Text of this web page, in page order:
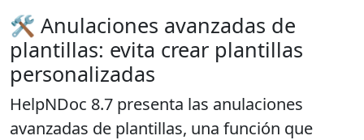
🛠️ Anulaciones avanzadas de
plantillas: evita crear plantillas
personalizadas
HelpNDoc 8.7 presenta las anulaciones
avanzadas de plantillas, una función que